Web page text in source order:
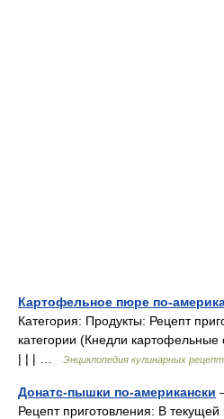
Картофельное пюре по-
Категория: Продукты: Рецепт
категории (Кнедли
| | | …
Энциклопедия кулинарных
Донатс-пышки по-американски
Рецепт приготовления: В